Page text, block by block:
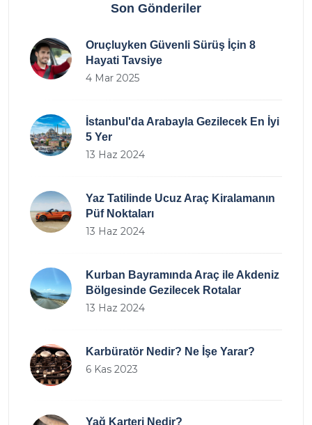
Son Gönderiler
Oruçluyken Güvenli Sürüş İçin 8
Hayati Tavsiye
4 Mar 2025
İstanbul'da Arabayla Gezilecek En İyi
5 Yer
13 Haz 2024
Yaz Tatilinde Ucuz Araç Kiralamanın
Püf Noktaları
13 Haz 2024
Kurban Bayramında Araç ile Akdeniz
Bölgesinde Gezilecek Rotalar
13 Haz 2024
Karbüratör Nedir? Ne İşe Yarar?
6 Kas 2023
Yağ Karteri Nedir?